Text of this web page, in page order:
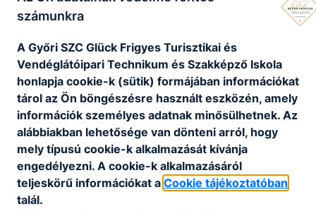
új iskola első igazgatója Horváth Ferenc lett. E
idejét.
Ezidőtől 1957-ig az iskola igazgatása alá
helyezték a mosoni leányiskolát is. Majd 1957-től
megkezdődött a koedukált képzés, és egyben a
két iskola különvált - egészen 1982-ig. A
Mosonvár utcában a 3. számú, az Iskola utcában a
4. számú iskola minőségben vetekedtek
egymással. Az ún. fiúiskola 1960-ban vette fel
Könyves Kálmán nevét. 1982-ben ismét egy
számunkra
A Győri SZC Glück Frigyes Turisztikai és
Vendéglátóipari Technikum és Szakképző Iskola
honlapja cookie-k (sütik) formájában információkat
tárol az Ön böngészésre használt eszközén, amely
információk személyes adatnak minősülhetnek. Az
alábbiakban lehetősége van dönteni arról, hogy
mely típusú cookie-k alkalmazását kívánja
engedélyezni. A cookie-k alkalmazásáról
teljeskörű információkat a Cookie tájékoztatóban
talál.